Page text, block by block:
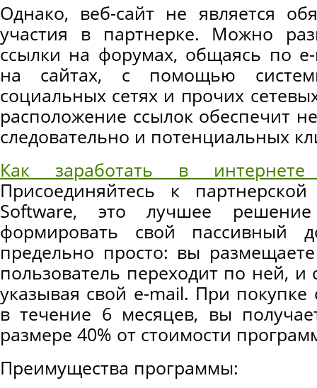
Однако, веб-сайт не является
участия в партнерке. Можно
ссылки на форумах, общаясь по
на сайтах, с помощью
социальных сетях и прочих
расположение ссылок обеспечит
следовательно и потенциальных
Как заработать в
Присоединяйтесь к
Software, это лучшее
формировать свой пассивный
предельно просто: вы
пользователь переходит по ней, и
указывая свой e-mail. При
в течение 6 месяцев, вы
размере 40% от стоимости
Преимущества программы: